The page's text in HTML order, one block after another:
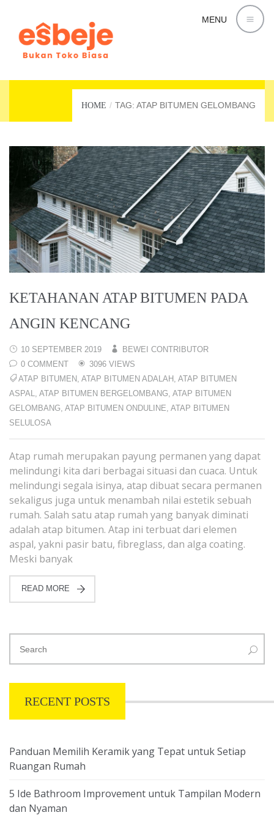
MENU
HOME TAG: ATAP BITUMEN GELOMBANG
KETAHANAN ATAP BITUMEN PADA
ANGIN KENCANG
10 SEPTEMBER 2019
BEWEI CONTRIBUTOR
0 COMMENT
3096 VIEWS
ATAP BITUMEN ATAP BITUMEN ADALAH ATAP BITUMEN
ASPAL
ATAP BITUMEN BERGELOMBANG ATAP BITUMEN
GELOMBANG ATAP BITUMEN ONDULINE ATAP BITUMEN
SELULOSA
Atap rumah merupakan payung permanen yang dapat
melindungi kita dari berbagai situasi dan cuaca. Untuk
melindungi segala isinya, atap dibuat secara permanen
sekaligus juga untuk menambah nilai estetik sebuah
rumah. Salah satu atap rumah yang banyak diminati
adalah atap bitumen. Atap ini terbuat dari elemen
aspal, yakni pasir batu, fibreglass, dan alga coating.
Meski banyak
READ MORE
RECENT POSTS
Panduan Memilih Keramik yang Tepat untuk Setiap
Ruangan Rumah
5 Ide Bathroom Improvement untuk Tampilan Modern
dan Nyaman